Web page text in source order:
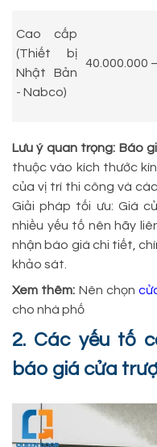
Cao cấp
(Thiết bị
Nhật Bản
- Nabco)
40.000.000
Lưu ý quan trọng: Báo
thuộc vào kích thước
của vị trí thi công và
Giải pháp tối ưu: Giá
nhiều yếu tố nên hãy
nhận báo giá chi tiết,
khảo sát.
Xem thêm: Nên chọn
cho nhà phố
2. Các yếu tố
báo giá cửa